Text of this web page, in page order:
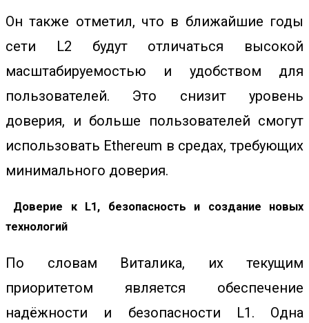
Он также отметил, что в ближайшие годы
сети L2 будут отличаться высокой
масштабируемостью и удобством для
пользователей. Это снизит уровень
доверия, и больше пользователей смогут
использовать Ethereum в средах, требующих
минимального доверия.
Доверие к L1, безопасность и создание новых
технологий
По словам Виталика, их текущим
приоритетом является обеспечение
надёжности и безопасности L1. Одна